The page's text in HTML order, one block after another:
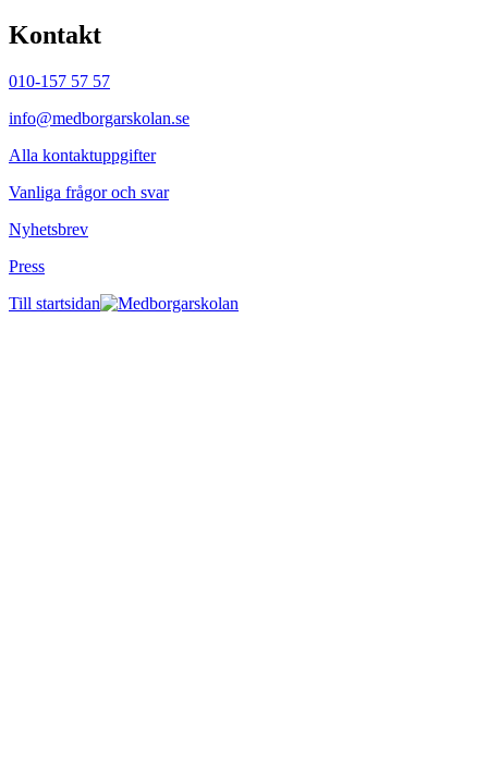
Kontakt
010-157 57 57
info@medborgarskolan.se
Alla kontaktuppgifter
Vanliga frågor och svar
Nyhetsbrev
Press
Till startsidan